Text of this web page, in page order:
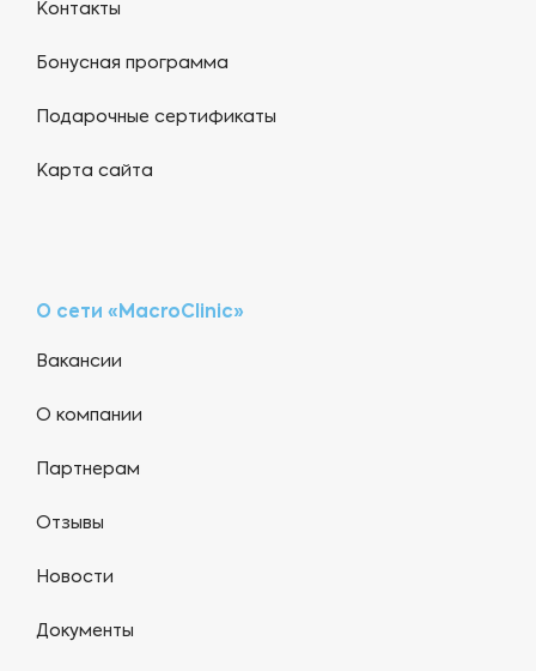
Контакты
Бонусная программа
Подарочные сертификаты
Карта сайта
О сети «MacroClinic»
Вакансии
О компании
Партнерам
Отзывы
Новости
Документы